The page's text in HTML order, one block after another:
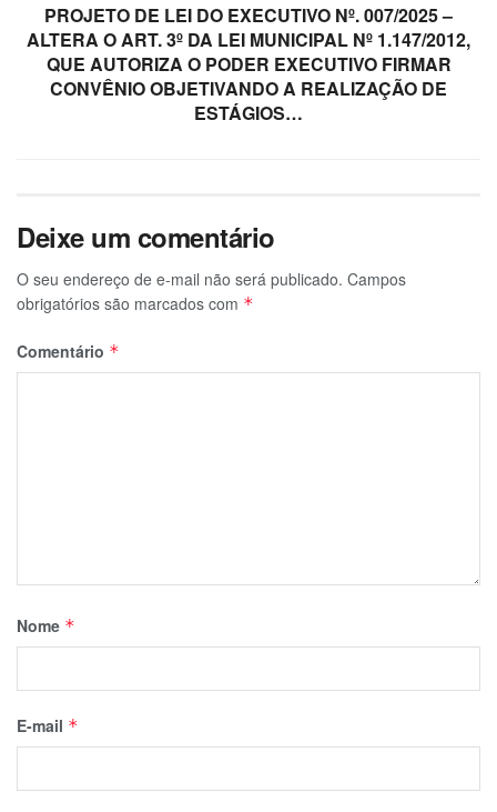
PROJETO DE LEI DO EXECUTIVO Nº. 007/2025 –
ALTERA O ART. 3º DA LEI MUNICIPAL Nº 1.147/2012,
QUE AUTORIZA O PODER EXECUTIVO FIRMAR
CONVÊNIO OBJETIVANDO A REALIZAÇÃO DE
ESTÁGIOS…
Deixe um comentário
O seu endereço de e-mail não será publicado. Campos
obrigatórios são marcados com *
Comentário *
Nome *
E-mail *